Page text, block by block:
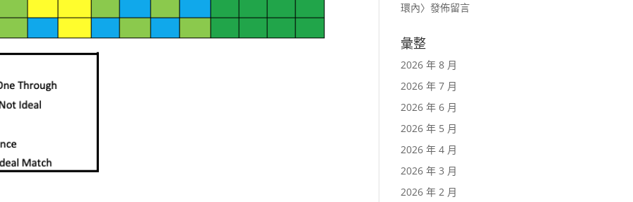
環內〉發佈留言
彙整
2026 年 8 月
2026 年 7 月
2026 年 6 月
2026 年 5 月
2026 年 4 月
2026 年 3 月
2026 年 2 月